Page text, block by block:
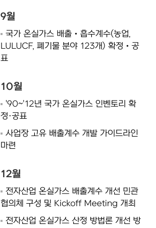
9월
국가 온실가스 배출‧흡수계수(농업,
LULUCF, 폐기물 분야 123개) 확정‧공
표
10월
'90~'12년 국가 온실가스 인벤토리 확
정·공표
사업장 고유 배출계수 개발 가이드라인
마련
12월
전자산업 온실가스 배출계수 개선 민관
협의체 구성 및 Kickoff Meeting 개최
전자산업 온실가스 산정 방법론 개선 방